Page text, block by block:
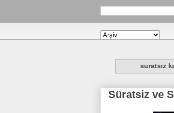
suratsız
Süratsiz ve